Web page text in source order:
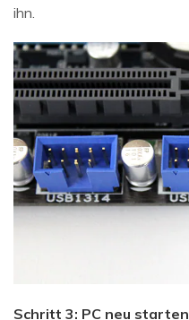
ihn.
Schritt 3: PC neu starten